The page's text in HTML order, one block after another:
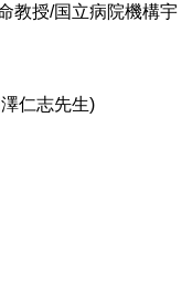
教授/国立病院機構宇
仁志先生)